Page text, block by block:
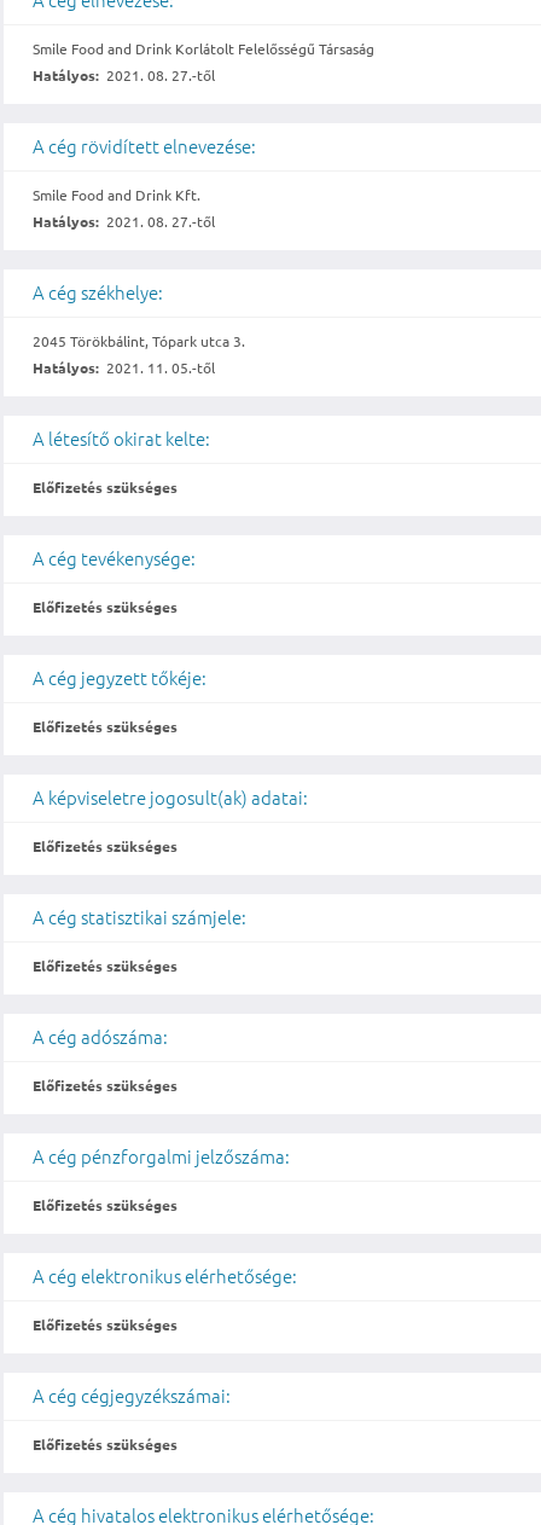
Smile Food and Drink Korlátolt Felelősségű Társaság
Hatályos: 2021. 08. 27.-től
A cég rövidített elnevezése:
Smile Food and Drink Kft.
Hatályos: 2021. 08. 27.-től
A cég székhelye:
2045 Törökbálint, Tópark utca 3.
Hatályos: 2021. 11. 05.-től
A létesítő okirat kelte:
Előfizetés szükséges
A cég tevékenysége:
Előfizetés szükséges
A cég jegyzett tőkéje:
Előfizetés szükséges
A képviseletre jogosult(ak) adatai:
Előfizetés szükséges
A cég statisztikai számjele:
Előfizetés szükséges
A cég adószáma:
Előfizetés szükséges
A cég pénzforgalmi jelzőszáma:
Előfizetés szükséges
A cég elektronikus elérhetősége:
Előfizetés szükséges
A cég cégjegyzékszámai:
Előfizetés szükséges
A cég hivatalos elektronikus elérhetősége: